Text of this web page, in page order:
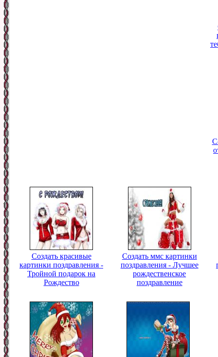
Создать красивые
картинки поздравления -
Тройной подарок на
Рождество
Создать ммс картинки
поздравления - Лучшее
рождественское
поздравление